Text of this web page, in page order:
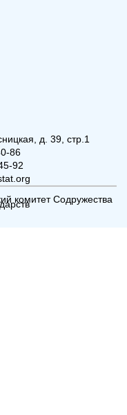
д. 39, стр.1
86
92
комитет Содружества